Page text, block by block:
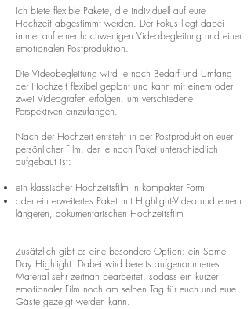
Ich biete flexible Pakete, die individuell auf eure
Hochzeit abgestimmt werden. Der Fokus liegt dabei
immer auf einer hochwertigen Videobegleitung und einer
emotionalen Postproduktion.
Die Videobegleitung wird je nach Bedarf und Umfang
der Hochzeit flexibel geplant und kann mit einem oder
zwei Videografen erfolgen, um verschiedene
Perspektiven einzufangen.
Nach der Hochzeit entsteht in der Postproduktion euer
persönlicher Film, der je nach Paket unterschiedlich
aufgebaut ist:
ein klassischer Hochzeitsfilm in kompakter Form
oder ein erweitertes Paket mit Highlight-Video und einem
längeren, dokumentarischen Hochzeitsfilm
Zusätzlich gibt es eine besondere Option: ein Same-
Day Highlight. Dabei wird bereits aufgenommenes
Material sehr zeitnah bearbeitet, sodass ein kurzer
emotionaler Film noch am selben Tag für euch und eure
Gäste gezeigt werden kann.